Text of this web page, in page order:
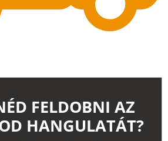
FELDOBNI AZ
HANGULATÁT?